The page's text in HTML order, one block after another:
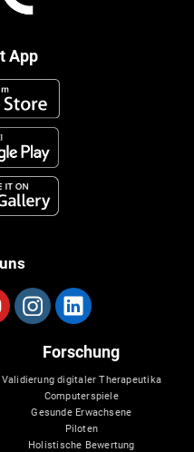
App
Forschung
Validierung digitaler Therapeutika
Computerspiele
Gesunde Erwachsene
Piloten
Holistische Bewertung